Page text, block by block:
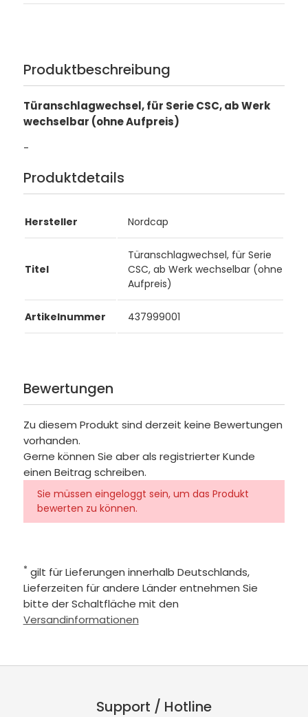
Produktbeschreibung
Türanschlagwechsel, für Serie CSC, ab Werk
wechselbar (ohne Aufpreis)
-
Produktdetails
Hersteller Nordcap
Titel
Türanschlagwechsel, für Serie
CSC, ab Werk wechselbar (ohne
Aufpreis)
Artikelnummer 437999001
Bewertungen
Zu diesem Produkt sind derzeit keine Bewertungen
vorhanden.
Gerne können Sie aber als registrierter Kunde
einen Beitrag schreiben.
Sie müssen eingeloggt sein, um das Produkt
bewerten zu können.
* gilt für Lieferungen innerhalb Deutschlands,
Lieferzeiten für andere Länder entnehmen Sie
bitte der Schaltfläche mit den
Versandinformationen
Support / Hotline